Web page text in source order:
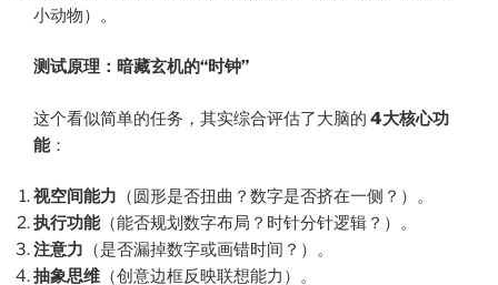
小动物）。
测试原理：暗藏玄机的“时钟”
这个看似简单的任务，其实综合评估了大脑的 4大核心功
能：
视空间能力 （圆形是否扭曲？数字是否挤在一侧？）。
执行功能（能否规划数字布局？时针分针逻辑？）。
注意力 （是否漏掉数字或画错时间？）。
抽象思维 （创意边框反映联想能力）。